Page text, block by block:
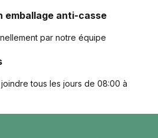
emballage anti-casse
par notre équipe
tous les jours de 08:00 à